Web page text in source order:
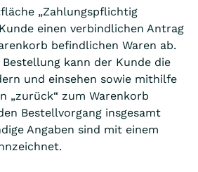
„Zahlungspflichtig
einen verbindlichen Antrag
befindlichen Waren ab.
kann der Kunde die
und einsehen sowie mithilfe
„zurück“ zum Warenkorb
Bestellvorgang insgesamt
Angaben sind mit einem